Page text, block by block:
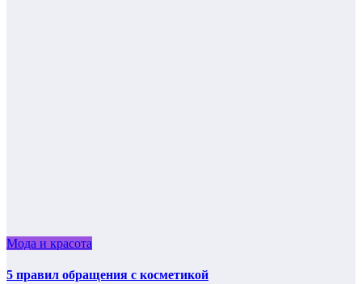
Мода и красота
5 правил обращения с косметикой